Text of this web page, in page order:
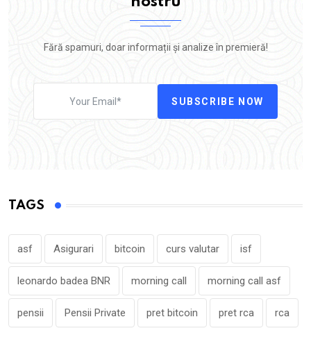
Fără spamuri, doar informații și analize în premieră!
SUBSCRIBE NOW
TAGS
asf Asigurari bitcoin curs valutar isf
leonardo badea BNR morning call morning call asf
pensii Pensii Private pret bitcoin pret rca rca